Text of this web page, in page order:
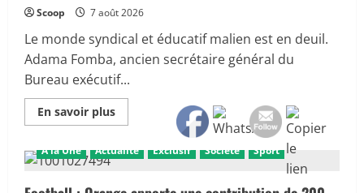
Scoop 7 août 2026
Le monde syndical et éducatif malien est en deuil.
Adama Fomba, ancien secrétaire général du
Bureau exécutif...
En savoir plusEn
savoir
Décès
:
A la Une Actualité Exclusif Société Sport